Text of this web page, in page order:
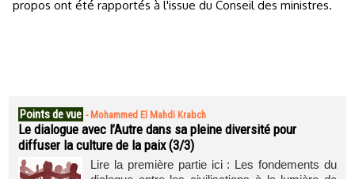
propos ont été rapportés à l'issue du Conseil des ministres.
Points de vue - Mohammed El Mahdi Krabch
Le dialogue avec l’Autre dans sa pleine diversité pour
diffuser la culture de la paix (3/3)
Lire la première partie ici : Les fondements du